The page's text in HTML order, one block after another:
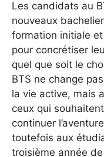
Les candidats au
nouveaux
formation initiale
pour concrétiser
quel que soit le
BTS ne change
la vie active, mais
ceux qui
continuer
toutefois aux
troisième année